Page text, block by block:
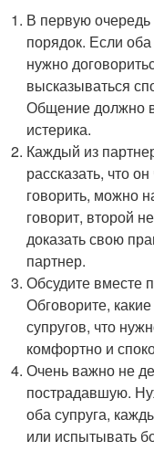
В первую
порядок. Если оба
нужно
высказываться
Общение должно
истерика.
Каждый из
рассказать, что
говорить, можно
говорит, второй
доказать свою
партнер.
Обсудите вместе
Обговорите,
супругов, что
комфортно и
Очень важно не
пострадавшую.
оба супруга,
или испытывать